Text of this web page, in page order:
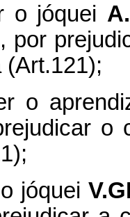
o jóquei
por
(Art.121);
o
o
jóquei